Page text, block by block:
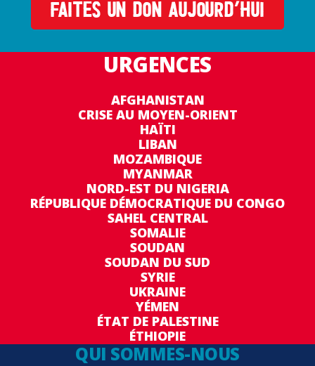
FAITES UN DON AUJOURD’HUI
URGENCES
AFGHANISTAN
CRISE AU MOYEN-ORIENT
HAÏTI
LIBAN
MOZAMBIQUE
MYANMAR
NORD-EST DU NIGERIA
RÉPUBLIQUE DÉMOCRATIQUE DU CONGO
SAHEL CENTRAL
SOMALIE
SOUDAN
SOUDAN DU SUD
SYRIE
UKRAINE
YÉMEN
ÉTAT DE PALESTINE
ÉTHIOPIE
QUI SOMMES-NOUS